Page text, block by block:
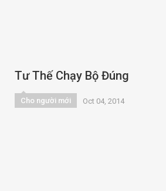
Tư Thế Chạy Bộ Đúng
Cho người mới Oct 04, 2014